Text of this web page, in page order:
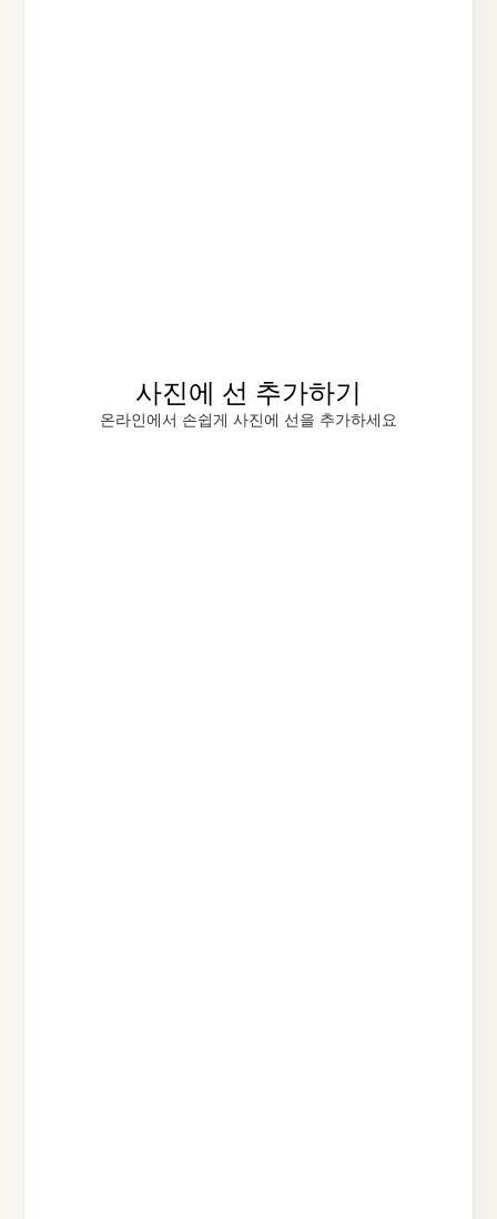
사진에 선 추가하기
온라인에서 손쉽게 사진에 선을 추가하세요